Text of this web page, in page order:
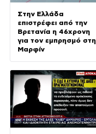
Στην Ελλάδα
επιστρέφει από την
Βρετανία η 46χρονη
για τον εμπρησμό στη
Μαρφίν